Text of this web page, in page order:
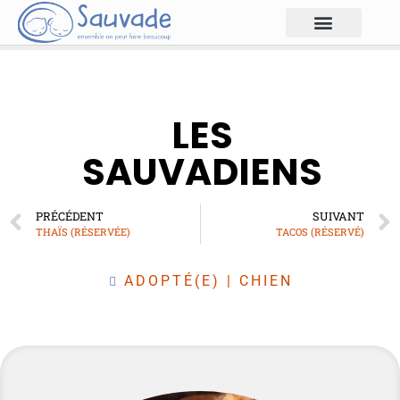
LES
SAUVADIENS
PRÉCÉDENT
THAÏS (RÉSERVÉE)
SUIVANT
TACOS (RÉSERVÉ)
ADOPTÉ(E) | CHIEN